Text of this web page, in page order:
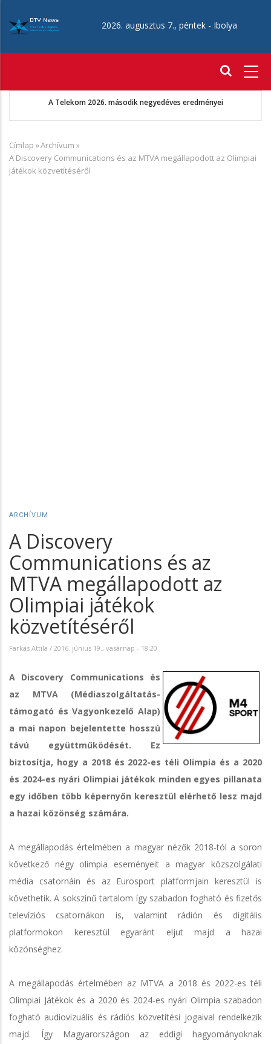
tartalomra
2026. augusztus 7., péntek - Ibolya
Augusztus 22-én érkezik az Aang avatár: Az utolsó léghajlító
Morzsa
Címlap »Archívum »
A Discovery Communications és az MTVA megállapodott az Olimpiai
játékok közvetítéséről
ARCHÍVUM
A Discovery
Communications és az
MTVA megállapodott az
Olimpiai játékok
közvetítéséről
Farkas Attila / 2016. június 19., vasárnap - 18:20
A Discovery Communications és
az MTVA (Médiaszolgáltatás-
támogató és Vagyonkezelő Alap)
a mai napon bejelentette hosszú
távú együttműködését. Ez
biztosítja, hogy a 2018 és 2022-es téli Olimpia és a 2020
és 2024-es nyári Olimpiai játékok minden egyes pillanata
egy időben több képernyőn keresztül elérhető lesz majd
a hazai közönség számára.
A megállapodás értelmében a magyar nézők 2018-tól a soron
következő négy olimpia eseményeit a magyar közszolgálati
média csatornáin és az Eurosport platformjain keresztül is
követhetik. A sokszínű tartalom így szabadon fogható és fizetős
televíziós csatornákon is, valamint rádión és digitális
platformokon keresztül egyaránt eljut majd a hazai
közönséghez.
A megállapodás értelmében az MTVA a 2018 és 2022-es téli
Olimpiai Játékok és a 2020 és 2024-es nyári Olimpia szabadon
fogható audiovizuális és rádiós közvetítési jogaival rendelkezik
majd. Így Magyarországon az eddigi hagyományoknak